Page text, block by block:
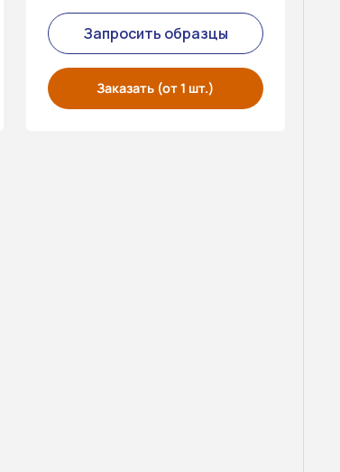
Запросить образцы
Заказать (от 1 шт.)